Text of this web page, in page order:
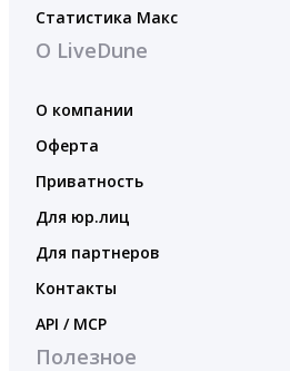
Статистика Макс
О LiveDune
О компании
Оферта
Приватность
Для юр.лиц
Для партнеров
Контакты
API / MCP
Полезное